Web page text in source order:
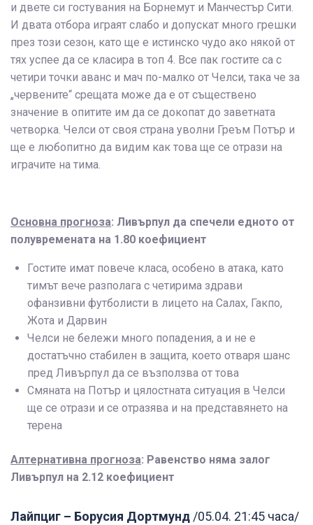
и двете си гостувания на Борнемут и Манчестър Сити.
И двата отбора играят слабо и допускат много грешки
през този сезон, като ще е истинско чудо ако някой от
тях успее да се класира в топ 4. Все пак гостите са с
четири точки аванс и мач по-малко от Челси, така че за
„червените“ срещата може да е от съществено
значение в опитите им да се докопат до заветната
четворка. Челси от своя страна уволни Греъм Потър и
ще е любопитно да видим как това ще се отрази на
играчите на тима.
Основна прогноза: Ливърпул да спечели едното от
полувремената на 1.80 коефициент
Гостите имат повече класа, особено в атака, като
тимът вече разполага с четирима здрави
офанзивни футболисти в лицето на Салах, Гакпо,
Жота и Дарвин
Челси не бележи много попадения, а и не е
достатъчно стабилен в защита, което отваря шанс
пред Ливърпул да се възползва от това
Смяната на Потър и цялостната ситуация в Челси
ще се отрази и се отразява и на представянето на
терена
Алтернативна прогноза: Равенство няма залог
Ливърпул на 2.12 коефициент
Лайпциг – Борусия Дортмунд /05.04. 21:45 часа/